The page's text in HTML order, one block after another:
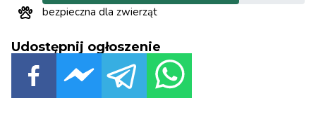
bezpieczna dla zwierząt
Udostępnij ogłoszenie